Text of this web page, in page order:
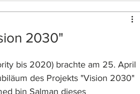
2030"
bis 2020) brachte am 25. April
des Projekts "Vision 2030"
bin Salman dieses